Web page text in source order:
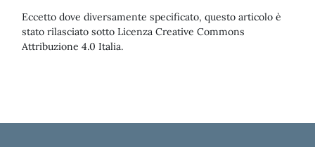
Eccetto dove diversamente specificato, questo articolo è
stato rilasciato sotto Licenza Creative Commons
Attribuzione 4.0 Italia.